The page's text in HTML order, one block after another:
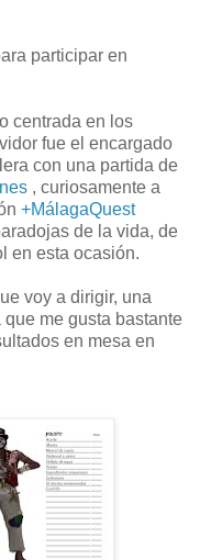
participar en
centrada en los
fue el encargado
con una partida de
, curiosamente a
+MálagaQuest
de la vida, de
en esta ocasión.
voy a dirigir, una
que me gusta bastante
en mesa en